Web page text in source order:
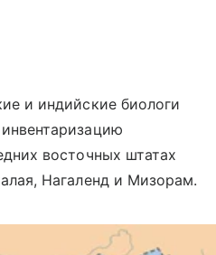
и индийские биологи
восточных штатах
Нагаленд и Мизорам.